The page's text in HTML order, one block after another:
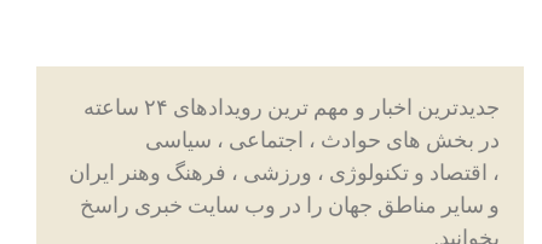
جدیدترین اخبار و مهم ترین رویدادهای ۲۴ ساعته
در بخش های حوادث ، اجتماعی ، سیاسی
، اقتصاد و تکنولوژی ، ورزشی ، فرهنگ وهنر ایران
و سایر مناطق جهان را در وب سایت خبری راسخ
بخوانید.